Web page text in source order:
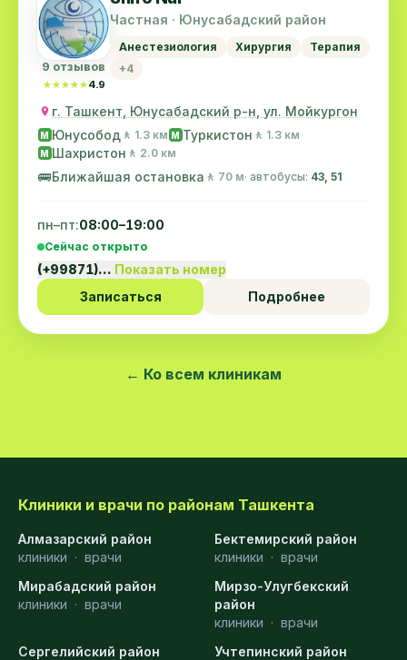
9 отзывов
★★★★★
★★★★★4.9
Частная · Юнусабадский район
Анестезиология Хирургия
Терапия
+4
г. Ташкент, Юнусабадский р-н, ул. Мойкургон
M Юнусобод 🚶 1.3 км M Туркистон 🚶 1.3 км
M Шахристон 🚶 2.0 км
🚌Ближайшая остановка 🚶 70 м· автобусы: 43, 51
пн–пт:08:00–19:00
Сейчас открыто
(+99871)… Показать номер
Записаться
Подробнее
← Ко всем клиникам
Клиники и врачи по районам Ташкента
Алмазарский район
клиники · врачи
Бектемирский район
клиники · врачи
Мирабадский район
клиники · врачи
Мирзо-Улугбекский
район
клиники · врачи
Сергелийский район
Учтепинский район